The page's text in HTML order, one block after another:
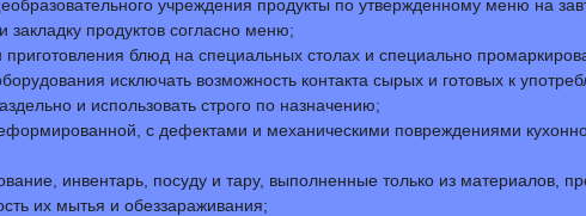
учреждения продукты по утвержденному меню на
закладку продуктов согласно меню;
приготовления блюд на специальных столах и специально
исключать возможность контакта сырых и готовых к
и использовать строго по назначению;
с дефектами и механическими повреждениями
инвентарь, посуду и тару, выполненные только из материалов,
их мытья и обеззараживания;